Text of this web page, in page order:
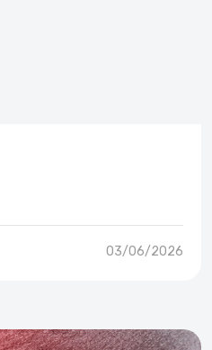
03/06/2026